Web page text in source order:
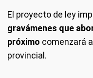
El proyecto de ley
gravámenes que
próximo comenzará
provincial.